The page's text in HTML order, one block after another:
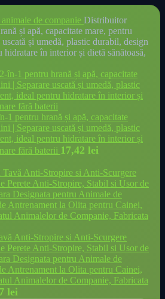
de companie Distribuitor
și apă, capacitate mare, pentru
și umedă, plastic durabil, design
hidratare în interior și dietă sănătoasă,
1 pentru hrană și apă, capacitate
| Separare uscată și umedă, plastic
ideal pentru hidratare în interior și
fără baterii 17,42 lei
Anti-Stropire si Anti-Scurgere
Perete Anti-Stropire, Stabil si Usor de
Designata pentru Animale de
Antrenament la Olita pentru Cainei,
Animalelor de Companie, Fabricata
lei